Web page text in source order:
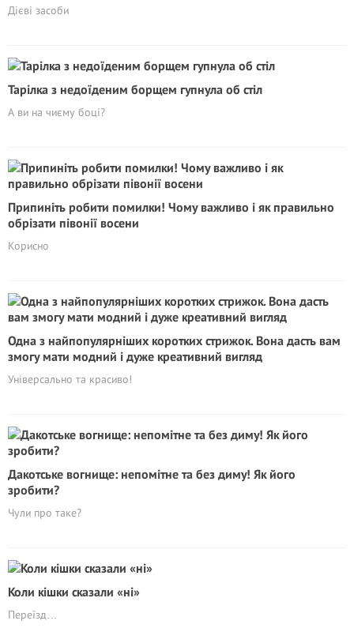
Дієві засоби
Тарілка з недоїденим борщем гупнула об стіл
А ви на чиєму боці?
Припиніть робити помилки! Чому важливо і як правильно
обрізати півонії восени
Корисно
Одна з найпопулярніших коротких стрижок. Вона дасть вам
змогу мати модний і дуже креативний вигляд
Універсально та красиво!
Дакотське вогнище: непомітне та без диму! Як його
зробити?
Чули про таке?
Коли кішки сказали «ні»
Переїзд…